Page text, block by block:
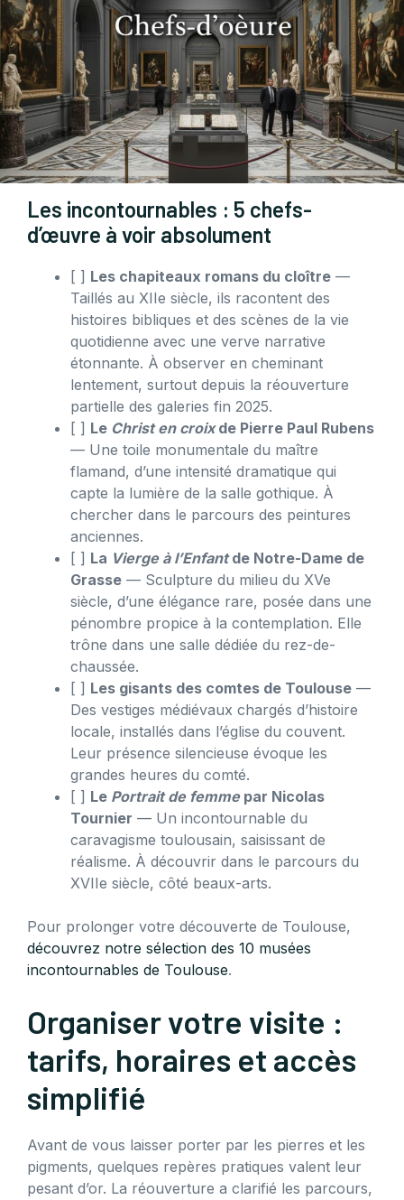
Les incontournables : 5 chefs-
d’œuvre à voir absolument
[ ] Les chapiteaux romans du cloître —
Taillés au XIIe siècle, ils racontent des
histoires bibliques et des scènes de la vie
quotidienne avec une verve narrative
étonnante. À observer en cheminant
lentement, surtout depuis la réouverture
partielle des galeries fin 2025.
[ ] Le Christ en croixde Pierre Paul Rubens
— Une toile monumentale du maître
flamand, d’une intensité dramatique qui
capte la lumière de la salle gothique. À
chercher dans le parcours des peintures
anciennes.
[ ] La Vierge à l’Enfantde Notre-Dame de
Grasse — Sculpture du milieu du XVe
siècle, d’une élégance rare, posée dans une
pénombre propice à la contemplation. Elle
trône dans une salle dédiée du rez-de-
chaussée.
[ ] Les gisants des comtes de Toulouse —
Des vestiges médiévaux chargés d’histoire
locale, installés dans l’église du couvent.
Leur présence silencieuse évoque les
grandes heures du comté.
[ ] Le Portrait de femmepar Nicolas
Tournier — Un incontournable du
caravagisme toulousain, saisissant de
réalisme. À découvrir dans le parcours du
XVIIe siècle, côté beaux-arts.
Pour prolonger votre découverte de Toulouse,
découvrez notre sélection des 10 musées
incontournables de Toulouse.
Organiser votre visite :
tarifs, horaires et accès
simplifié
Avant de vous laisser porter par les pierres et les
pigments, quelques repères pratiques valent leur
pesant d’or. La réouverture a clarifié les parcours,